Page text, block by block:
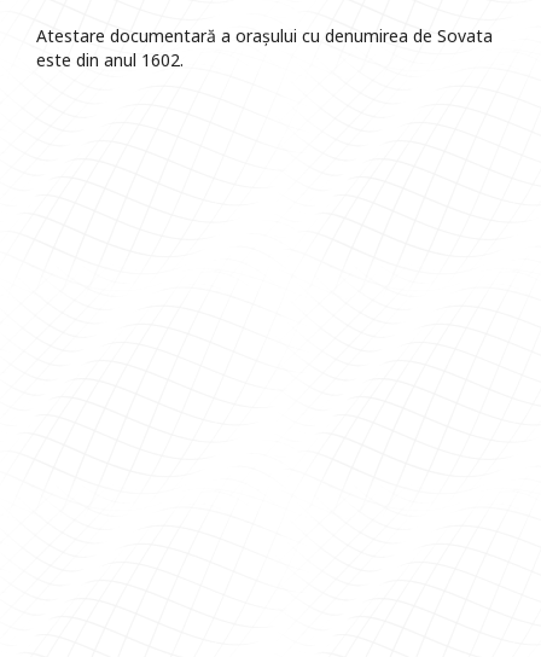
Atestare documentară a orașului cu denumirea de Sovata
este din anul 1602.